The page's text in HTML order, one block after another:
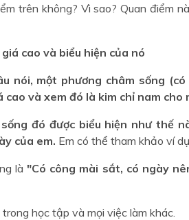
trên không? Vì sao? Quan điểm
cao và biểu hiện của nó
nói, một phương châm sống
và xem đó là kim chỉ nam cho
đó được biểu hiện như thế
của em. Em có thể tham khảo ví
là"Có công mài sắt, có ngày
trong học tập và mọi việc làm khác.